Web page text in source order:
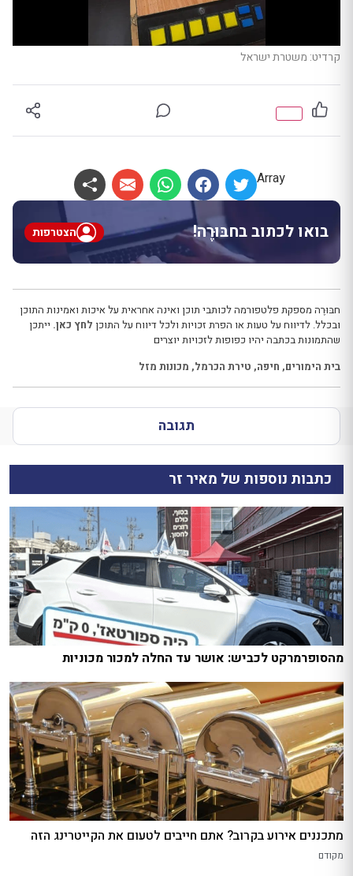
קרדיט: משטרת ישראל
Array
בואו לכתוב בחבּוּרֶה! הצטרפות
חבּוּרֶה מספקת פלטפורמה לכותבי תוכן ואינה אחראית על איכות ואמינות התוכן
ובכלל. לדיווח על טעות או הפרת זכויות ולכל דיווח על התוכן לחץ כאן. ייתכן
שהתמונות בכתבה יהיו כפופות לזכויות יוצרים
בית הימורים, חיפה, טירת הכרמל, מכונות מזל
תגובה
כתבות נוספות של מאיר זר
מהסופרמרקט לכביש: אושר עד החלה למכור מכוניות
מתכננים אירוע בקרוב? אתם חייבים לטעום את הקייטרינג הזה
מקודם